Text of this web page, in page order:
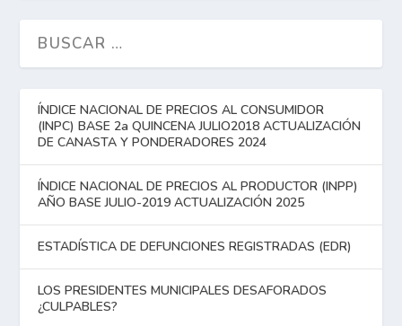
ÍNDICE NACIONAL DE PRECIOS AL CONSUMIDOR
(INPC) BASE 2a QUINCENA JULIO2018 ACTUALIZACIÓN
DE CANASTA Y PONDERADORES 2024
ÍNDICE NACIONAL DE PRECIOS AL PRODUCTOR (INPP)
AÑO BASE JULIO-2019 ACTUALIZACIÓN 2025
ESTADÍSTICA DE DEFUNCIONES REGISTRADAS (EDR)
LOS PRESIDENTES MUNICIPALES DESAFORADOS
¿CULPABLES?